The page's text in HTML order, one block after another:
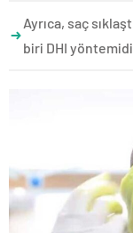
Ayrıca, saç
biri DHI